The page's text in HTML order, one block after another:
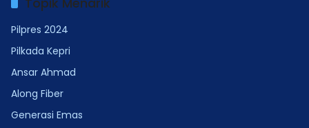
Pilpres 2024
Pilkada Kepri
Ansar Ahmad
Along Fiber
Generasi Emas